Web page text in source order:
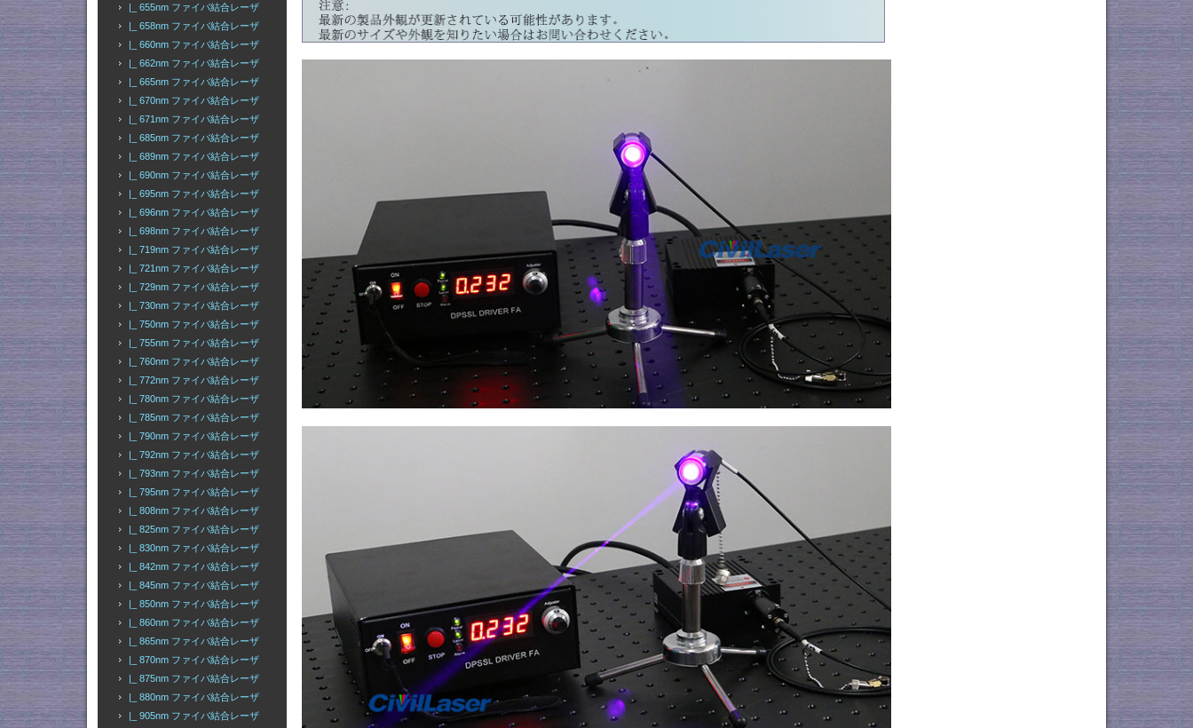
|_ 655nm ファイバ結合レーザ
|_ 658nm ファイバ結合レーザ
|_ 660nm ファイバ結合レーザ
|_ 662nm ファイバ結合レーザ
|_ 665nm ファイバ結合レーザ
|_ 670nm ファイバ結合レーザ
|_ 671nm ファイバ結合レーザ
|_ 685nm ファイバ結合レーザ
|_ 689nm ファイバ結合レーザ
|_ 690nm ファイバ結合レーザ
|_ 695nm ファイバ結合レーザ
|_ 696nm ファイバ結合レーザ
|_ 698nm ファイバ結合レーザ
|_ 719nm ファイバ結合レーザ
|_ 721nm ファイバ結合レーザ
|_ 729nm ファイバ結合レーザ
|_ 730nm ファイバ結合レーザ
|_ 750nm ファイバ結合レーザ
|_ 755nm ファイバ結合レーザ
|_ 760nm ファイバ結合レーザ
|_ 772nm ファイバ結合レーザ
|_ 780nm ファイバ結合レーザ
|_ 785nm ファイバ結合レーザ
|_ 790nm ファイバ結合レーザ
|_ 792nm ファイバ結合レーザ
|_ 793nm ファイバ結合レーザ
|_ 795nm ファイバ結合レーザ
|_ 808nm ファイバ結合レーザ
|_ 825nm ファイバ結合レーザ
|_ 830nm ファイバ結合レーザ
|_ 842nm ファイバ結合レーザ
|_ 845nm ファイバ結合レーザ
|_ 850nm ファイバ結合レーザ
|_ 860nm ファイバ結合レーザ
|_ 865nm ファイバ結合レーザ
|_ 870nm ファイバ結合レーザ
|_ 875nm ファイバ結合レーザ
|_ 880nm ファイバ結合レーザ
|_ 905nm ファイバ結合レーザ